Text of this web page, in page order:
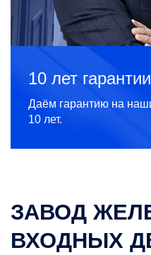
10 лет гарантии
Даём гарантию на
10 лет.
ЗАВОД
ВХОДНЫХ